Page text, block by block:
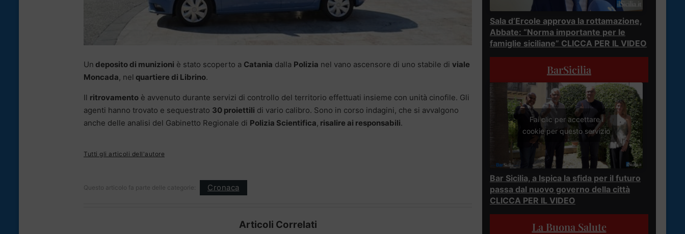
Un deposito di munizioni è stato scoperto a Catania dalla Polizia nel vano ascensore di uno stabile di viale
Moncada, nel quartiere di Librino.
Il ritrovamento è avvenuto durante servizi di controllo del territorio effettuati insieme con unità cinofile. Gli
agenti hanno trovato e sequestrato 30 proiettili di vario calibro. Sono in corso indagini, che si avvalgono
anche delle analisi del Gabinetto Regionale di Polizia Scientifica, risalire ai responsabili.
Tutti gli articoli dell'autore
Questo articolo fa parte delle categorie: Cronaca
Articoli Correlati
Sala d’Ercole approva la rottamazione,
Abbate: “Norma importante per le
famiglie siciliane” CLICCA PER IL VIDEO
BarSicilia
Fai clic per accettare i
cookie per questo servizio
Bar Sicilia, a Ispica la sfida per il futuro
passa dal nuovo governo della città
CLICCA PER IL VIDEO
La Buona Salute